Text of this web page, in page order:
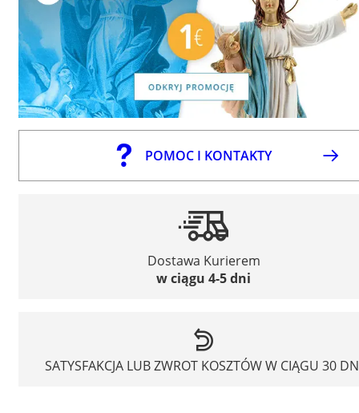
POMOC I KONTAKTY
Dostawa Kurierem
w ciągu 4-5 dni
SATYSFAKCJA LUB ZWROT KOSZTÓW W CIĄGU 30